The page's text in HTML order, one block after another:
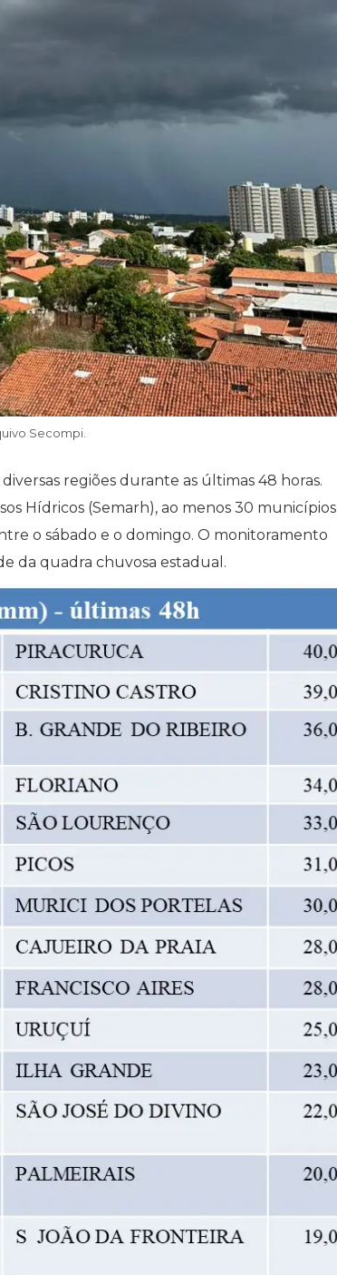
Secompi.
regiões durante as últimas 48 horas.
Hídricos (Semarh), ao menos 30 municípios
o sábado e o domingo. O monitoramento
da quadra chuvosa estadual.